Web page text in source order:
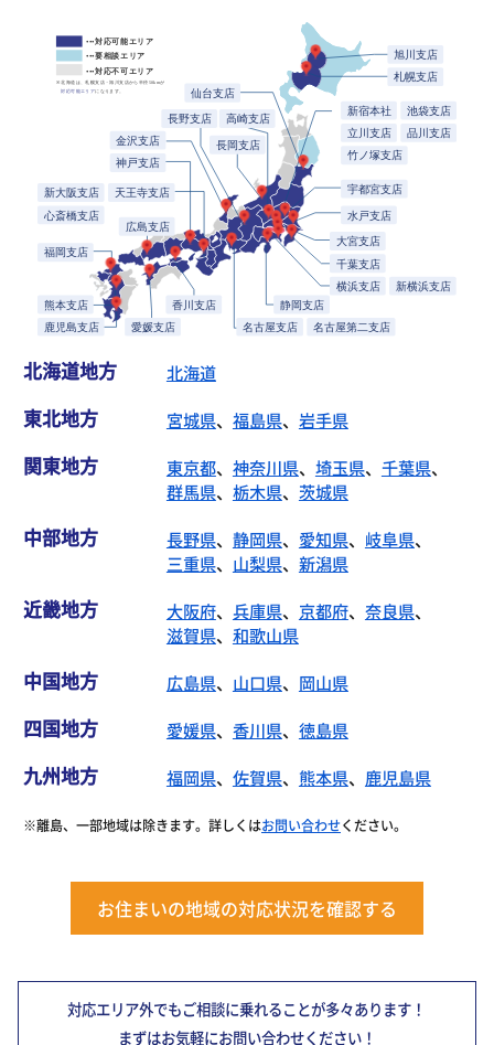
北海道地方 北海道
東北地方 宮城県、 福島県、 岩手県
関東地方 東京都、 神奈川県、 埼玉県、 千葉県、
群馬県、 栃木県、 茨城県
中部地方 長野県、 静岡県、 愛知県、 岐阜県、
三重県、 山梨県、 新潟県
近畿地方 大阪府、 兵庫県、 京都府、 奈良県、
滋賀県、 和歌山県
中国地方 広島県、 山口県、 岡山県
四国地方 愛媛県、 香川県、 徳島県
九州地方 福岡県、 佐賀県、 熊本県、 鹿児島県
※離島、一部地域は除きます。詳しくはお問い合わせください。
お住まいの地域の対応状況を確認する
対応エリア外でもご相談に乗れることが多々あります！
まずはお気軽にお問い合わせください！